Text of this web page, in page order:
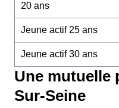
20 ans
Jeune actif 25 ans
Jeune actif 30 ans
Une mutuelle
Sur-Seine